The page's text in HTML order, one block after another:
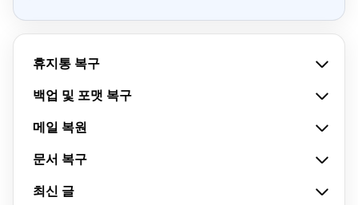
휴지통 복구
백업 및 포맷 복구
메일 복원
문서 복구
최신 글